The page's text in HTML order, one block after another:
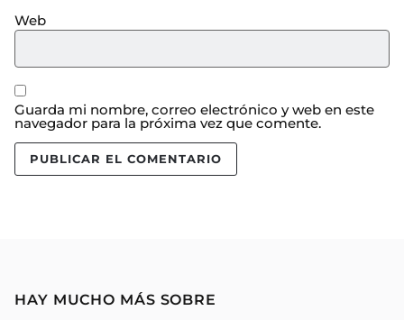
Web
Guarda mi nombre, correo electrónico y web en este
navegador para la próxima vez que comente.
HAY MUCHO MÁS SOBRE